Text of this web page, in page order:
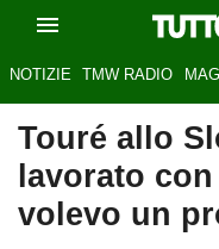
NOTIZIE TMW RADIO
Touré allo
lavorato
volevo un